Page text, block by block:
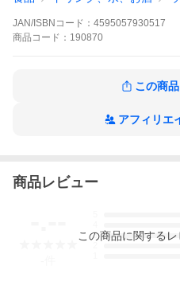
シングルモルトならではの個性
も兼ね備えており、少し冒険し
嘉之助蒸溜所は、「美と技の融
特に、個性の異なる3基の蒸溜釜
を造り分け、奥行きのある味わい
樽使いにも挑戦。日本の自然と
た、唯一無二のウイスキー造り
JAN/ISBNコード： 4595057930517
商品 コード： 190870
この商
アフィリエ
商品レビュー
3
この商品に関する